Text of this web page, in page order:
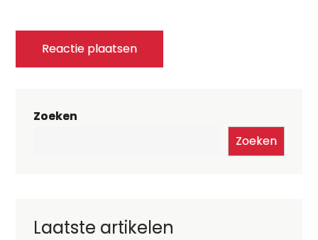
Zoeken
Zoeken
Laatste artikelen